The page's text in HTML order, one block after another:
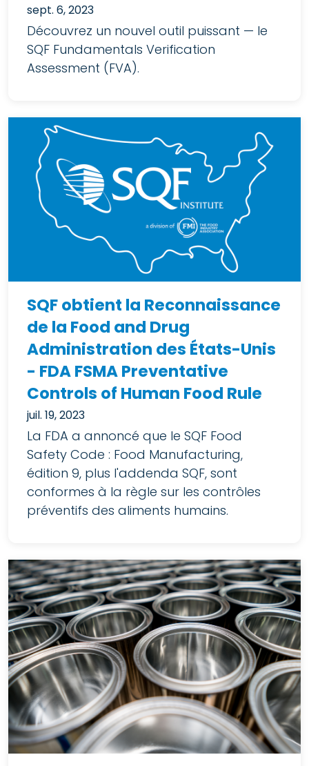
sept. 6, 2023
Découvrez un nouvel outil puissant — le
SQF Fundamentals Verification
Assessment (FVA).
SQF obtient la Reconnaissance
de la Food and Drug
Administration des États-Unis
- FDA FSMA Preventative
Controls of Human Food Rule
juil. 19, 2023
La FDA a annoncé que le SQF Food
Safety Code : Food Manufacturing,
édition 9, plus l'addenda SQF, sont
conformes à la règle sur les contrôles
préventifs des aliments humains.